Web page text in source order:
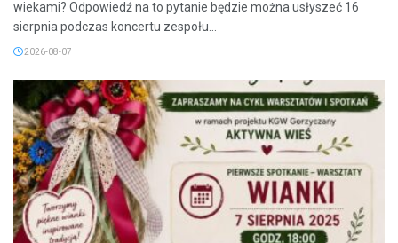
wiekami? Odpowiedź na to pytanie będzie można usłyszeć 16
sierpnia podczas koncertu zespołu...
2026-08-07